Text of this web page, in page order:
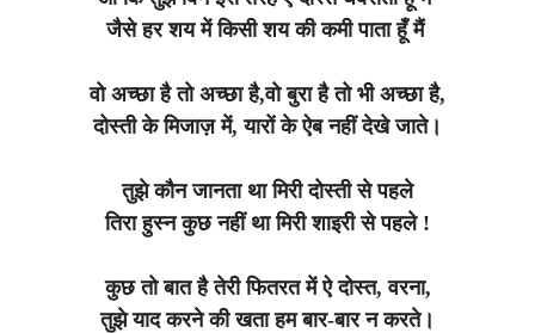
जैसे हर शय में किसी शय की कमी पाता हूँ मैं
वो अच्छा है तो अच्छा है,वो बुरा है तो भी अच्छा है,
दोस्ती के मिजाज़ में, यारों के ऐब नहीं देखे जाते।
तुझे कौन जानता था मिरी दोस्ती से पहले
तिरा हुस्न कुछ नहीं था मिरी शाइरी से पहले !
कुछ तो बात है तेरी फितरत में ऐ दोस्त, वरना,
तुझे याद करने की खता हम बार-बार न करते।